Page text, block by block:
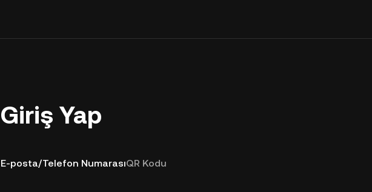
Giriş Yap
E-posta/Telefon NumarasıQR Kodu